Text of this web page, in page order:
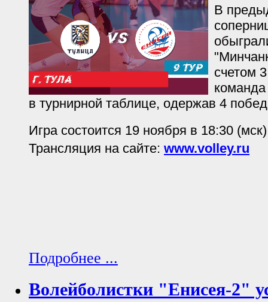
В
счетом
в турнирной таблице, одержав 4
Игра состоится 19 ноября в 18:30
Трансляция на сайте: www.volley.ru
Подробнее ...
Волейболистки "Енисея-2"